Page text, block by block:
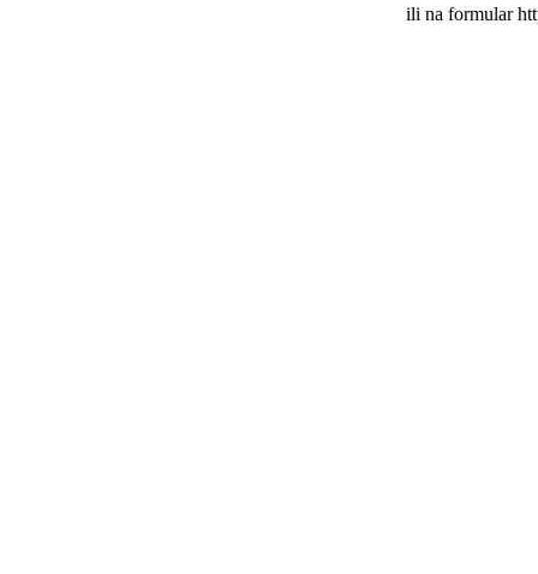
ili na formular